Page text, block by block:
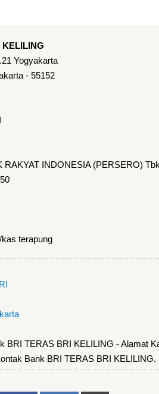
Yogyakarta
- 55152
RAKYAT INDONESIA (PERSERO)
terapung
BRI TERAS BRI KELILING - Alamat
Bank BRI TERAS BRI KELILING.